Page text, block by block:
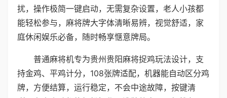
扰，操作极简一键启动，无需复杂设置，老人小孩都
能轻松参与，麻将牌大字体清晰易辨，视觉舒适，家
庭休闲娱乐必备，随时畅享惬意牌局。
普通麻将机专为贵州贵阳麻将捉鸡玩法设计，支
持金鸡、平鸡计分，108张牌适配，机器能自动区分鸡
牌，方便结算，运行稳定，不会中途故障，按键清